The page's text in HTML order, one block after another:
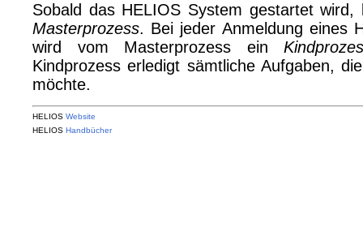
Sobald das HELIOS System gestartet wird,
Masterprozess. Bei jeder Anmeldung eines
wird vom Masterprozess ein
Kindprozess erledigt sämtliche Aufgaben,
möchte.
HELIOS Website
HELIOS Handbücher